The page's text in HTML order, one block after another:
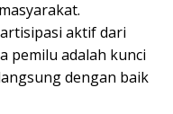
aktif dari
pemilu adalah kunci
dengan baik